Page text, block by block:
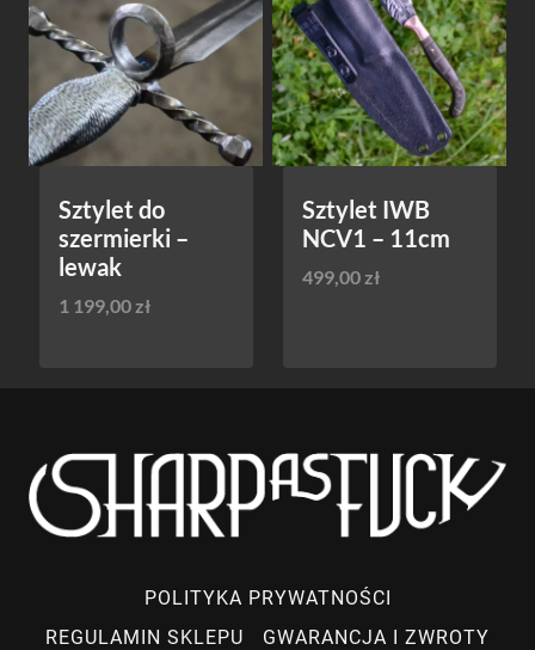
Sztylet do
szermierki –
lewak
1 199,00 zł
Sztylet IWB
NCV1 – 11cm
499,00 zł
POLITYKA PRYWATNOŚCI
REGULAMIN SKLEPU
GWARANCJA I ZWROTY